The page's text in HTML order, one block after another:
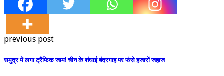
previous post
समुद्र में लगा ट्रैफिक जाम! चीन के शंघाई बंदरगाह पर फंसे हजारों जहाज